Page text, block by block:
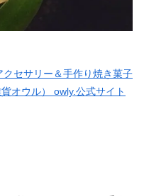
セサリー＆手作り焼き菓子
オウル） owly.公式サイト